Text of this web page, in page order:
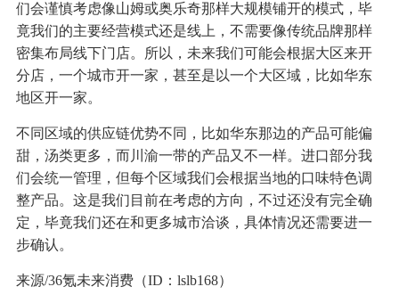
们会谨慎考虑像山姆或奥乐奇那样大规模铺开的模式，毕
竟我们的主要经营模式还是线上，不需要像传统品牌那样
密集布局线下门店。所以，未来我们可能会根据大区来开
分店，一个城市开一家，甚至是以一个大区域，比如华东
地区开一家。
不同区域的供应链优势不同，比如华东那边的产品可能偏
甜，汤类更多，而川渝一带的产品又不一样。进口部分我
们会统一管理，但每个区域我们会根据当地的口味特色调
整产品。这是我们目前在考虑的方向，不过还没有完全确
定，毕竟我们还在和更多城市洽谈，具体情况还需要进一
步确认。
来源/36氪未来消费（ID：lslb168）